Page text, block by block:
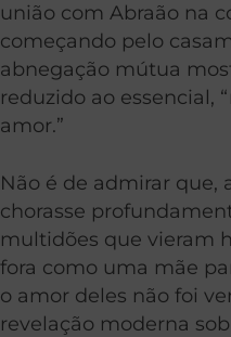
união com Abraão na
começando pelo
abnegação mútua
reduzido ao essencial,
amor.”
Não é de admirar que,
chorasse
multidões que vieram
fora como uma mãe
o amor deles não foi
revelação moderna